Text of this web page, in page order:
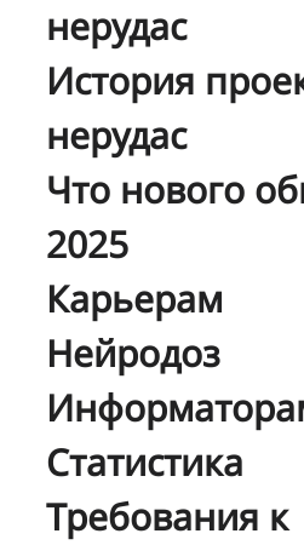
нерудас
История
нерудас
Что нового
2025
Карьерам
Нейродоз
Статистика
Требования к